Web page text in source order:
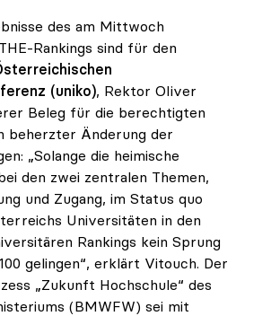
des am Mittwoch
Rankings sind für den
(uniko), Rektor OIiver
Beleg für die berechtigten
beherzter Änderung der
„Solange die heimische
den zwei zentralen Themen,
und Zugang, im Status quo
Universitäten in den
Rankings kein Sprung
gelingen“, erklärt Vitouch. Der
„Zukunft Hochschule“ des
(BMWFW) sei mit